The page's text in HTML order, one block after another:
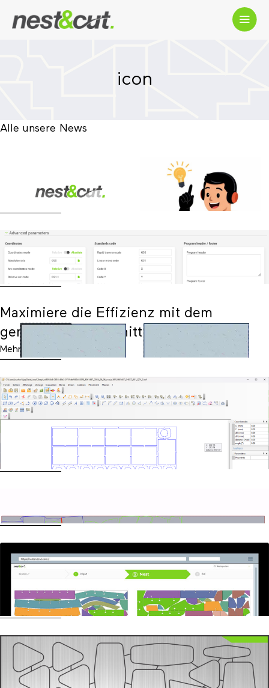
icon
Alle unsere News
Geschäftsplan: Nest&Cut wird zum
Multi-User & vollständig kollaborativ
Exportieren Sie einen perfekt auf Ihre
Maschine angepassten G-Code
Mehr lesen
Maximiere die Effizienz mit dem
gemeinsamen Schnitt in Nest&Cut
Mehr lesen
CAM DXF für die Metallbearbeitung: Eine
Verschachtelung im DXF-Format
exportieren mit allen benötigten CAM-
Funktionen
Mehr lesen
Warum sollten Sie sich für SaaS &Cloud-
Software zum Schachteln und
Schneiden entscheiden?
Mehr lesen
Brücken und Mikrofugen in der
Metallzerspanung
Mehr lesen